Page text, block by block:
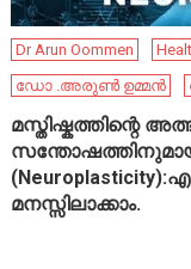
Dr Arun Oommen
ഡോ .അരുൺ ഉമ്മൻ
മസ്തിഷ്കത്തിന്റെ
മനസ്സിലാക്കാം.